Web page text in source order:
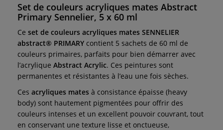
Set de couleurs acryliques mates Abstract
Primary Sennelier, 5 x 60 ml
Ce set de couleurs acryliques mates SENNELIER
abstract® PRIMARY contient 5 sachets de 60 ml de
couleurs primaires, parfaits pour bien démarrer avec
l’acrylique Abstract Acrylic. Ces peintures sont
permanentes et résistantes à l’eau une fois sèches.
Ces acryliques mates à consistance épaisse (heavy
body) sont hautement pigmentées pour offrir des
couleurs intenses et un excellent pouvoir couvrant, tout
en conservant une texture lisse et onctueuse,